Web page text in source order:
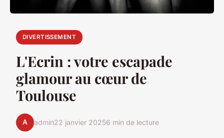
DIVERTISSEMENT
L'Ecrin : votre escapade
glamour au cœur de
Toulouse
A admin22 janvier 20256 min de lecture